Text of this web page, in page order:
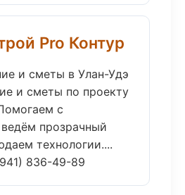
Pro Контур
и сметы в Улан-Удэ
и сметы по проекту
с
прозрачный
технологии....
836-49-89